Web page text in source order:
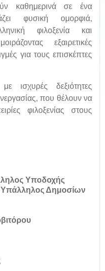
καθημερινά σε ένα
φυσική ομορφιά,
φιλοξενία και
εξαιρετικές
για τους επισκέπτες
ισχυρές δεξιότητες
που θέλουν να
φιλοξενίας στους
Υποδοχής
Δημοσίων